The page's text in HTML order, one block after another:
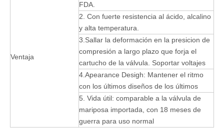
Ventaja
FDA.
2. Con fuerte resistencia al ácido, alcalino
y alta temperatura.
3.Sallar la deformación en la presicion de
compresión a largo plazo que forja el
cartucho de la válvula. Soportar voltajes
4.Apearance Desigh: Mantener el ritmo
con los últimos diseños de los últimos
5. Vida útil: comparable a la válvula de
mariposa importada, con 18 meses de
guerra para uso normal